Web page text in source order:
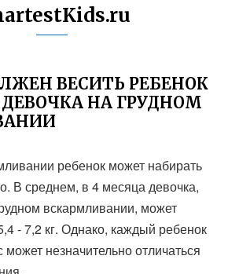
ВЕСИТЬ РЕБЕНОК
НА ГРУДНОМ
ребенок может набирать
В среднем, в 4 месяца девочка,
вскармливании, может
- 7,2 кг. Однако, каждый ребенок
может незначительно отличаться